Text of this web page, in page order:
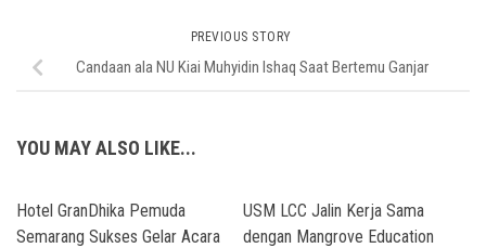
PREVIOUS STORY
Candaan ala NU Kiai Muhyidin Ishaq Saat Bertemu Ganjar
YOU MAY ALSO LIKE...
Hotel GranDhika Pemuda
Semarang Sukses Gelar Acara
USM LCC Jalin Kerja Sama
dengan Mangrove Education